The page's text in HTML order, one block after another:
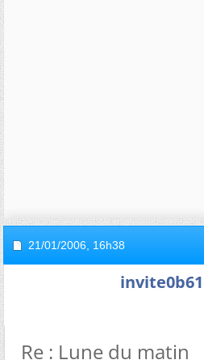
21/01/2006, 16h38
Re : Lune du matin